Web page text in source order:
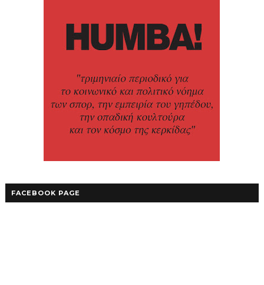
FACEBOOK PAGE